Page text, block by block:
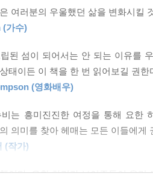
균형을 바로 잡아야 한다. 요한 하
장 필요한 것이 우울증약일까? 영혼
구사례와 인터뷰를 통해 알아낸
고 불안하게 만들었다. 의미 있는
부터의 단절…. 문제는 정신건강이
잘 적응하는 것이 건강의 척도는 아
, 엠마 톰슨, 이브 엔슬러 등이 극찬
여러분의 우울했던 삶을 변화시킬
(가수)
된 섬이 되어서는 안 되는 이유를
태이든 이 책을 한 번 읽어보길 권
(영화배우)
는 흥미진진한 여정을 통해 요한
의미를 찾아 헤매는 모든 이들에게
(작가)
이다. 요한 하리가 보여주듯이 우